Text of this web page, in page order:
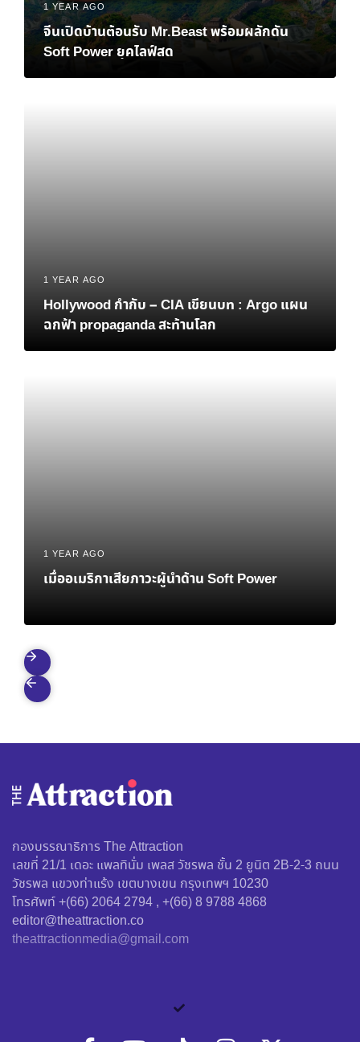
1 YEAR AGO
จีนเปิดบ้านต้อนรับ Mr.Beast พร้อมผลักดัน
Soft Power ยุคไลฟ์สด
1 YEAR AGO
Hollywood กำกับ – CIA เขียนบท : Argo แผน
ฉกฟ้า propaganda สะท้านโลก
1 YEAR AGO
เมื่ออเมริกาเสียภาวะผู้นำด้าน Soft Power
กองบรรณาธิการ The Attraction
เลขที่ 21/1 เดอะ แพลทินั่ม เพลส วัชรพล ชั้น 2 ยูนิต 2B-2-3 ถนน
วัชรพล แขวงท่าแร้ง เขตบางเขน กรุงเทพฯ 10230
โทรศัพท์ +(66) 2064 2794 , +(66) 8 9788 4868
editor@theattraction.co
theattractionmedia@gmail.com